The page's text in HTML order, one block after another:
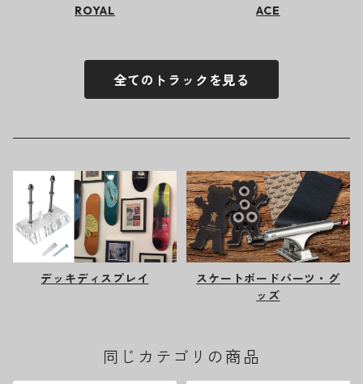
ROYAL ACE
全てのトラックを見る
デッキディスプレイ
スケートボードパーツ・グ
ッズ
同じカテゴリの商品